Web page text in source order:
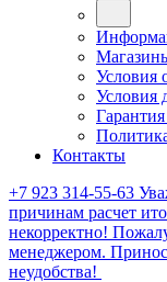
Условия
Условия
Контакты
+7 923 314-55-63
причинам расчет
некорректно!
менеджером.
неудобства!